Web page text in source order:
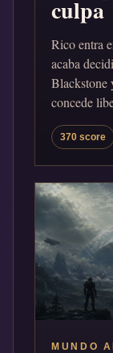
culpa
Rico entra
acaba
Blackstone
concede
370 score
MUNDO